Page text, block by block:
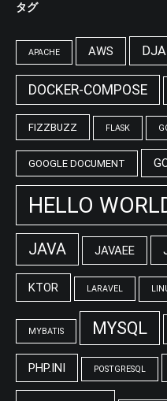
タグ
APACHE AWS
DOCKER-COMPOSE
FIZZBUZZ FLASK
GOOGLE DOCUMENT
HELLO
JAVA JAVAEE
KTOR LARAVEL
MYBATIS MYSQL
PHP.INI POSTGRESQL